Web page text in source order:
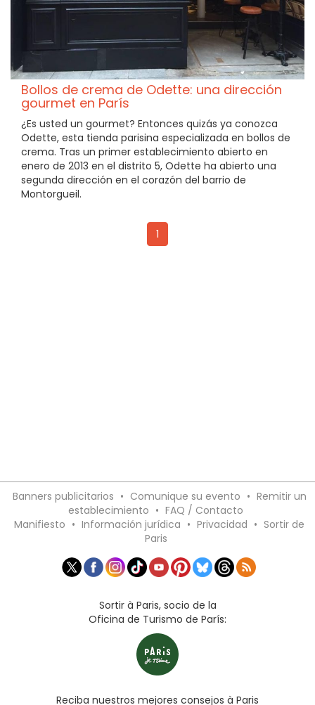
Bollos de crema de Odette: una dirección
gourmet en París
¿Es usted un gourmet? Entonces quizás ya conozca
Odette, esta tienda parisina especializada en bollos de
crema. Tras un primer establecimiento abierto en
enero de 2013 en el distrito 5, Odette ha abierto una
segunda dirección en el corazón del barrio de
Montorgueil.
1
Banners publicitarios • Comunique su evento • Remitir un
establecimiento • FAQ / Contacto
Manifiesto • Información jurídica • Privacidad • Sortir de
Paris
Sortir à Paris, socio de la
Oficina de Turismo de París:
Reciba nuestros mejores consejos à Paris